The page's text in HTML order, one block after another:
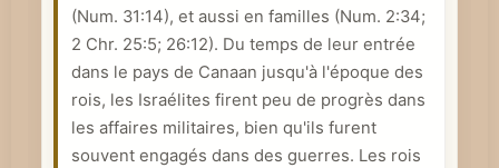
q
u
e
(Num. 31:14), et aussi en familles (Num. 2:34;
2 Chr. 25:5; 26:12). Du temps de leur entrée
dans le pays de Canaan jusqu'à l'époque des
rois, les Israélites firent peu de progrès dans
les affaires militaires, bien qu'ils furent
souvent engagés dans des guerres. Les rois